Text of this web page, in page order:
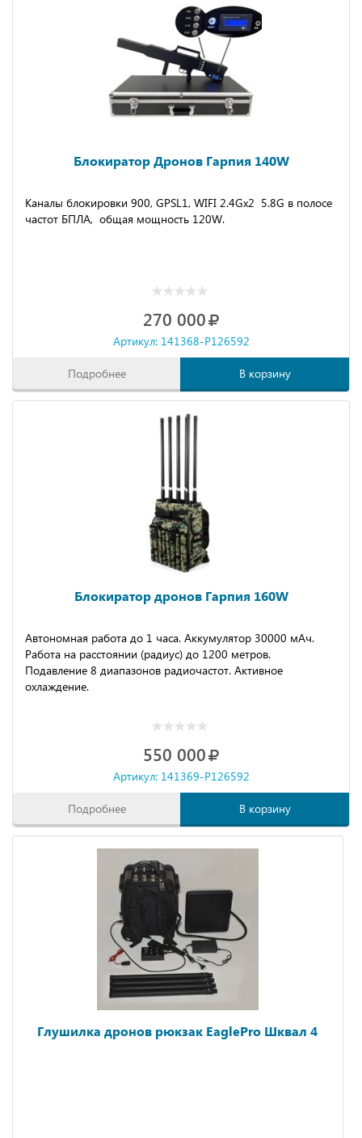
Блокиратор Дронов Гарпия 140W
Каналы блокировки 900, GPSL1, WIFI 2.4Gх2 5.8G в полосе
частот БПЛА, общая мощность 120W.
270 000
Артикул: 141368-P126592
Подробнее В корзину
Блокиратор дронов Гарпия 160W
Автономная работа до 1 часа. Аккумулятор 30000 мАч.
Работа на расстоянии (радиус) до 1200 метров.
Подавление 8 диапазонов радиочастот. Активное
охлаждение.
550 000
Артикул: 141369-P126592
Подробнее В корзину
Глушилка дронов рюкзак EaglePro Шквал 4